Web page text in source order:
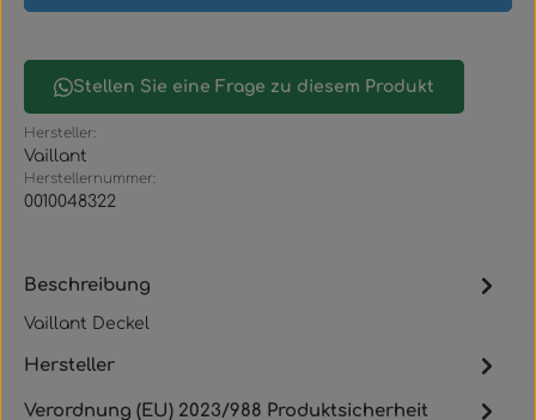
Stellen Sie eine Frage zu diesem Produkt
Hersteller:
Vaillant
Herstellernummer:
0010048322
Beschreibung
Vaillant Deckel
Hersteller
Verordnung (EU) 2023/988 Produktsicherheit